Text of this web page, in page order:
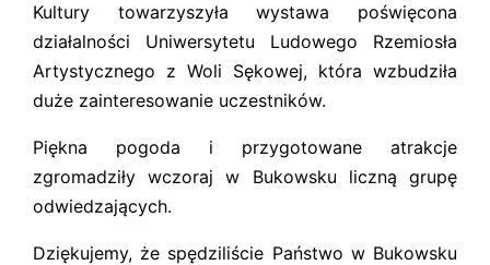
Kultury towarzyszyła wystawa poświęcona
działalności Uniwersytetu Ludowego Rzemiosła
Artystycznego z Woli Sękowej, która wzbudziła
duże zainteresowanie uczestników.
Piękna pogoda i przygotowane atrakcje
zgromadziły wczoraj w Bukowsku liczną grupę
odwiedzających.
Dziękujemy, że spędziliście Państwo w Bukowsku